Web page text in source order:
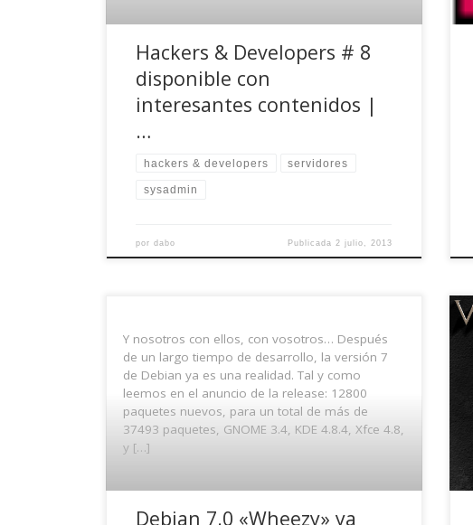
Hackers & Developers # 8
disponible con
interesantes contenidos |
…
hackers & developers servidores
sysadmin
pordabo Publicada 2 julio, 2013
Y nosotros con ellos, con vosotros… Después
de un largo tiempo de desarrollo, la versión 7
de Debian ya es una realidad. Tal y como
leemos en el anuncio de la release: 12800
paquetes nuevos, para un total de más de
37493 paquetes, GNOME 3.4, KDE 4.8.4, Xfce 4.8,
y […]
Debian 7.0 «Wheezy» ya